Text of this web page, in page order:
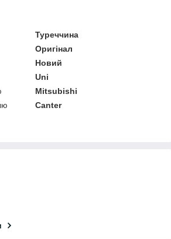
Туреччина
Оригінал
Новий
Uni
Mitsubishi
Canter